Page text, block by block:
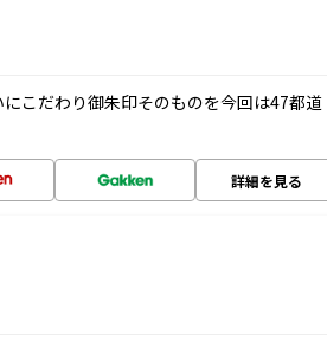
こだわり御朱印そのものを今回は47都道
詳細を見る